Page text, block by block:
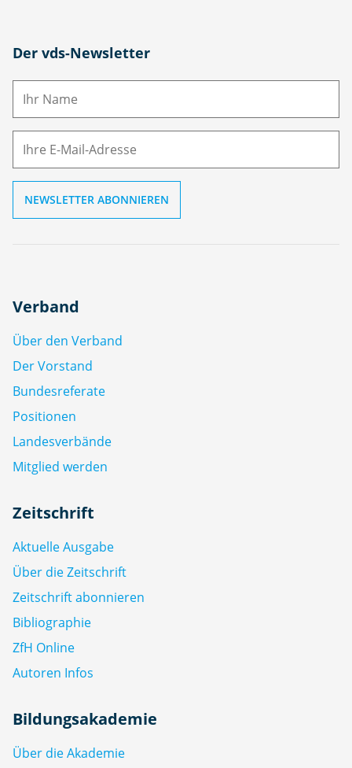
Der vds-Newsletter
N
M
Verband
Über den Verband
Der Vorstand
Bundesreferate
Positionen
Landesverbände
Mitglied werden
Zeitschrift
Aktuelle Ausgabe
Über die Zeitschrift
Zeitschrift abonnieren
Bibliographie
ZfH Online
Autoren Infos
Bildungsakademie
Über die Akademie